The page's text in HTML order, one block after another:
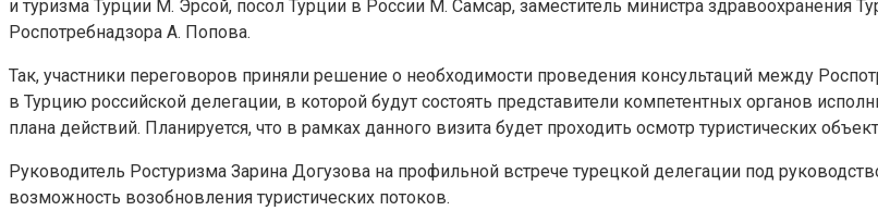
и туризма Турции М. Эрсой, посол Турции в России М. Самсар, заместитель министра здравоохранения
Роспотребнадзора А. Попова.
Так, участники переговоров приняли решение о необходимости проведения консультаций между
в Турцию российской делегации, в которой будут состоять представители компетентных органов
плана действий. Планируется, что в рамках данного визита будет проходить осмотр туристических
Руководитель Ростуризма Зарина Догузова на профильной встрече турецкой делегации под
возможность возобновления туристических потоков.